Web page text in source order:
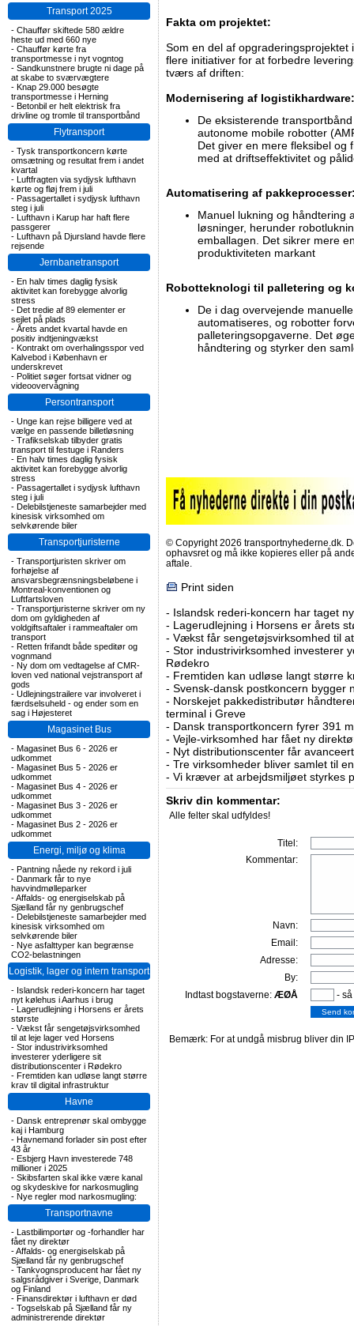
Transport 2025
- Chauffør skiftede 580 ældre
heste ud med 660 nye
- Chauffør kørte fra
transportmesse i nyt vogntog
- Sandkunstnere brugte ni dage på
at skabe to sværvægtere
- Knap 29.000 besøgte
transportmesse i Herning
- Betonbil er helt elektrisk fra
drivline og tromle til transportbånd
Flytransport
- Tysk transportkoncern kørte
omsætning og resultat frem i andet
kvartal
- Luftfragten via sydjysk lufthavn
kørte og fløj frem i juli
- Passagertallet i sydjysk lufthavn
steg i juli
- Lufthavn i Karup har haft flere
passgerer
- Lufthavn på Djursland havde flere
rejsende
Jernbanetransport
- En halv times daglig fysisk
aktivitet kan forebygge alvorlig
stress
- Det tredie af 89 elementer er
sejlet på plads
- Årets andet kvartal havde en
positiv indtjeningvækst
- Kontrakt om overhalingsspor ved
Kalvebod i København er
underskrevet
- Politiet søger fortsat vidner og
videoovervågning
Persontransport
- Unge kan rejse billigere ved at
vælge en passende billetløsning
- Trafikselskab tilbyder gratis
transport til festuge i Randers
- En halv times daglig fysisk
aktivitet kan forebygge alvorlig
stress
- Passagertallet i sydjysk lufthavn
steg i juli
- Delebilstjeneste samarbejder med
kinesisk virksomhed om
selvkørende biler
Transportjuristerne
- Transportjuristen skriver om
forhøjelse af
ansvarsbegrænsningsbeløbene i
Montreal-konventionen og
Luftfartsloven
- Transportjuristerne skriver om ny
dom om gyldigheden af
voldgiftsaftaler i rammeaftaler om
transport
- Retten frifandt både speditør og
vognmand
- Ny dom om vedtagelse af CMR-
loven ved national vejstransport af
gods
- Udlejningstrailere var involveret i
færdselsuheld - og ender som en
sag i Højesteret
Magasinet Bus
- Magasinet Bus 6 - 2026 er
udkommet
- Magasinet Bus 5 - 2026 er
udkommet
- Magasinet Bus 4 - 2026 er
udkommet
- Magasinet Bus 3 - 2026 er
udkommet
- Magasinet Bus 2 - 2026 er
udkommet
Energi, miljø og klima
- Pantning nåede ny rekord i juli
- Danmark får to nye
havvindmølleparker
-Affalds- og energiselskab på
Sjælland får ny genbrugschef
- Delebilstjeneste samarbejder med
kinesisk virksomhed om
selvkørende biler
- Nye asfalttyper kan begrænse
CO2-belastningen
Logistik, lager og intern transport
- Islandsk rederi-koncern har taget
nyt kølehus i Aarhus i brug
- Lagerudlejning i Horsens er årets
største
- Vækst får sengetøjsvirksomhed
til at leje lager ved Horsens
- Stor industrivirksomhed
investerer yderligere sit
distributionscenter i Rødekro
- Fremtiden kan udløse langt større
krav til digital infrastruktur
Havne
- Dansk entreprenør skal ombygge
kaj i Hamburg
- Havnemand forlader sin post efter
43 år
- Esbjerg Havn investerede 748
millioner i 2025
- Skibsfarten skal ikke være kanal
og skydeskive for narkosmugling
- Nye regler mod narkosmugling:
Transportnavne
- Lastbilimportør og -forhandler har
fået ny direktør
-Affalds- og energiselskab på
Sjælland får ny genbrugschef
- Tankvognsproducent har fået ny
salgsrådgiver i Sverige, Danmark
og Finland
- Finansdirektør i lufthavn er død
- Togselskab på Sjælland får ny
administrerende direktør
Fakta om projektet:
Som en del af
flere initiativer for at forbedre
tværs af driften:
Modernisering af
De eksisterende
autonome mobile robotter
Det giver en mere fleksibel og
med at driftseffektivitet og
Automatisering af
Manuel lukning og håndtering
løsninger, herunder
emballagen. Det sikrer mere
produktiviteten markant
Robotteknologi til palletering og
De i dag overvejende
automatiseres, og robotter
palleteringsopgaverne. Det
håndtering og styrker den
© Copyright 2026 transportnyhederne.dk.
ophavsret og må ikke kopieres eller på
aftale.
Print siden
- Islandsk rederi-koncern har taget
- Lagerudlejning i Horsens er årets
- Vækst får sengetøjsvirksomhed til
- Stor industrivirksomhed investerer
Rødekro
- Fremtiden kan udløse langt større
- Svensk-dansk postkoncern bygger
- Norskejet pakkedistributør
terminal i Greve
- Dansk transportkoncern fyrer 391
- Vejle-virksomhed har fået ny
- Nyt distributionscenter får
- Tre virksomheder bliver samlet til
- Vi kræver at arbejdsmiljøet styrkes
Skriv din kommentar:
Alle felter skal udfyldes!
Titel:
Kommentar:
Navn:
Email:
Adresse:
By:
Indtast bogstaverne: ÆØÅ -
Bemærk: For at undgå misbrug bliver din